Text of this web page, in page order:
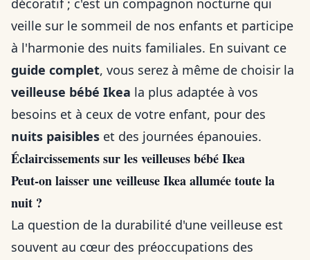
décoratif ; c'est un compagnon nocturne qui
veille sur le sommeil de nos enfants et participe
à l'harmonie des nuits familiales. En suivant ce
guide complet, vous serez à même de choisir la
veilleuse bébé Ikea la plus adaptée à vos
besoins et à ceux de votre enfant, pour des
nuits paisibles et des journées épanouies.
Éclaircissements sur les veilleuses bébé Ikea
Peut-on laisser une veilleuse Ikea allumée toute la
nuit ?
La question de la durabilité d'une veilleuse est
souvent au cœur des préoccupations des